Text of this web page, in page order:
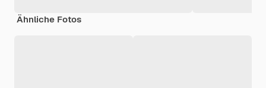
Ähnliche Fotos